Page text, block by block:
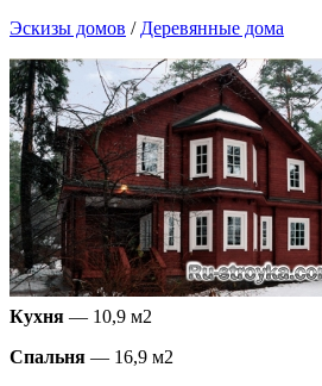
Эскизы домов /Деревянные дома
Кухня — 10,9 м2
Спальня — 16,9 м2